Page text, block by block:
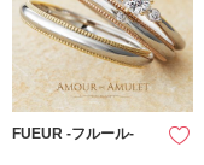
FUEUR -フルール-